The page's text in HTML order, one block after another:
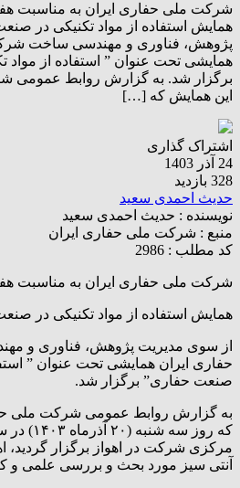
شرکت ملی حفاری ایران به مناسبت
همایش استفاده از مواد تکنیکی در
پژوهش، فناوری و مهندسی ساخت
همایشی تحت عنوان ” استفاده از
برگزار شد. به گزارش روابط عمومی
این همایش که […]
اشتراک گذاری
24 آذر 1403
328 بازدید
حدیث احمدی سعید
نویسنده : حدیث احمدی سعید
منبع : شرکت ملی حفاری ایران
کد مطلب : 2986
شرکت ملی حفاری ایران به مناسبت
همایش استفاده از مواد تکنیکی در
از سوی مدیریت پژوهش، فناوری و
حفاری ایران همایشی تحت عنوان ”
صنعت حفاری” برگزار شد.
به گزارش روابط عمومی شرکت ملی
که روز سه
مرکزی شرکت در اهواز برگزار گردید،
آنتی سیز مورد بحث و بررسی علمی و